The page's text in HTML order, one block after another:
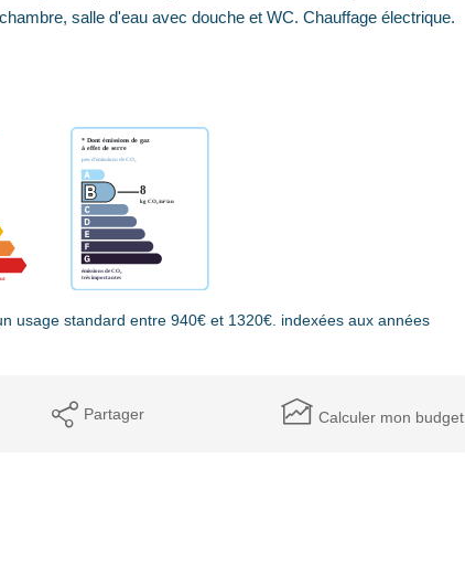
salle d'eau avec douche et WC. Chauffage électrique.
usage standard entre 940€ et 1320€. indexées aux années
Partager Calculer mon budget